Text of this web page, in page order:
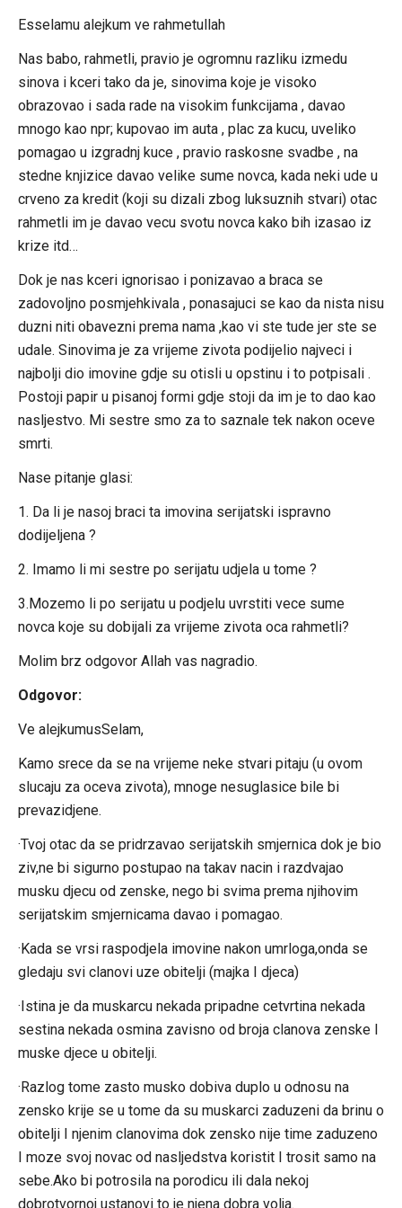
Esselamu alejkum ve rahmetullah
Nas babo, rahmetli, pravio je ogromnu razliku izmedu
sinova i kceri tako da je, sinovima koje je visoko
obrazovao i sada rade na visokim funkcijama , davao
mnogo kao npr; kupovao im auta , plac za kucu, uveliko
pomagao u izgradnj kuce , pravio raskosne svadbe , na
stedne knjizice davao velike sume novca, kada neki ude u
crveno za kredit (koji su dizali zbog luksuznih stvari) otac
rahmetli im je davao vecu svotu novca kako bih izasao iz
krize itd…
Dok je nas kceri ignorisao i ponizavao a braca se
zadovoljno posmjehkivala , ponasajuci se kao da nista nisu
duzni niti obavezni prema nama ,kao vi ste tude jer ste se
udale. Sinovima je za vrijeme zivota podijelio najveci i
najbolji dio imovine gdje su otisli u opstinu i to potpisali .
Postoji papir u pisanoj formi gdje stoji da im je to dao kao
nasljestvo. Mi sestre smo za to saznale tek nakon oceve
smrti.
Nase pitanje glasi:
1. Da li je nasoj braci ta imovina serijatski ispravno
dodijeljena ?
2. Imamo li mi sestre po serijatu udjela u tome ?
3.Mozemo li po serijatu u podjelu uvrstiti vece sume
novca koje su dobijali za vrijeme zivota oca rahmetli?
Molim brz odgovor Allah vas nagradio.
Odgovor:
Ve alejkumusSelam,
Kamo srece da se na vrijeme neke stvari pitaju (u ovom
slucaju za oceva zivota), mnoge nesuglasice bile bi
prevazidjene.
·Tvoj otac da se pridrzavao serijatskih smjernica dok je bio
ziv,ne bi sigurno postupao na takav nacin i razdvajao
musku djecu od zenske, nego bi svima prema njihovim
serijatskim smjernicama davao i pomagao.
·Kada se vrsi raspodjela imovine nakon umrloga,onda se
gledaju svi clanovi uze obitelji (majka I djeca)
·Istina je da muskarcu nekada pripadne cetvrtina nekada
sestina nekada osmina zavisno od broja clanova zenske I
muske djece u obitelji.
·Razlog tome zasto musko dobiva duplo u odnosu na
zensko krije se u tome da su muskarci zaduzeni da brinu o
obitelji I njenim clanovima dok zensko nije time zaduzeno
I moze svoj novac od nasljedstva koristit I trosit samo na
sebe.Ako bi potrosila na porodicu ili dala nekoj
dobrotvornoj ustanovi to je njena dobra volja.